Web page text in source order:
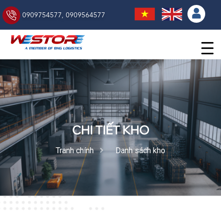
0909754577, 0909564577
CHI TIẾT KHO
Tranh chính Danh sách kho